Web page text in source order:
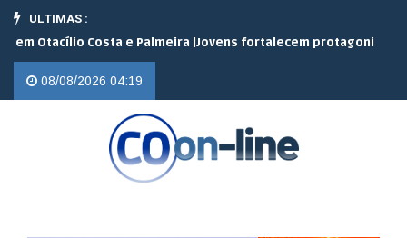
ULTIMAS :
Costa e Palmeira | Jovens fortalecem protagonismo no
08/08/2026 04:19